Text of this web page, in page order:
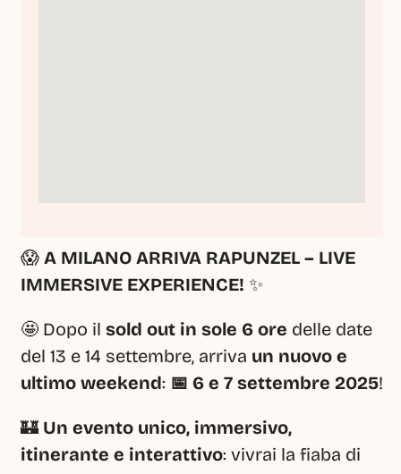
😱 A MILANO ARRIVA RAPUNZEL – LIVE
IMMERSIVE EXPERIENCE! ✨
🤩 Dopo il sold out in sole 6 ore delle date
del 13 e 14 settembre, arriva un nuovo e
ultimo weekend: 📅 6 e 7 settembre 2025!
🏰 Un evento unico, immersivo,
itinerante e interattivo